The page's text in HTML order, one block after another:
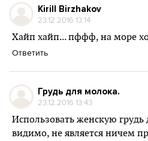
Kirill Birzhakov
23.12.2016 13:14
Хайп хайп... пффф, на море
Ответить
Грудь для молока.
23.12.2016 13:43
Использовать женскую грудь
видимо, не является ничем